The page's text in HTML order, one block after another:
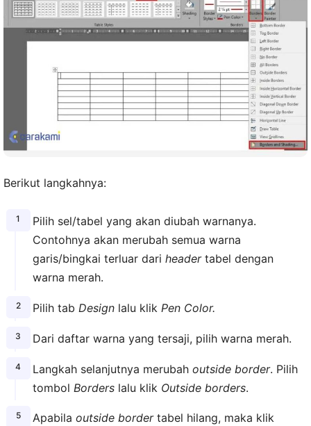
Berikut langkahnya:
Pilih sel/tabel yang akan diubah warnanya.
Contohnya akan merubah semua warna
garis/bingkai terluar dari headertabel dengan
warna merah.
Pilih tab Designlalu klik Pen Color.
Dari daftar warna yang tersaji, pilih warna merah.
Langkah selanjutnya merubah outside border. Pilih
tombol Borderslalu klik Outside borders.
Apabila outside bordertabel hilang, maka klik